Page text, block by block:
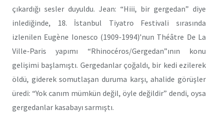
çıkardığı sesler duyuldu. Jean: “Hiii, bir gergedan” diye
inlediğinde, 18. İstanbul Tiyatro Festivali sırasında
izlenilen Eugène Ionesco (1909-1994)’nun Théâtre De La
Ville-Paris yapımı “Rhinocéros/Gergedan”ının konu
gelişimi başlamıştı. Gergedanlar çoğaldı, bir kedi ezilerek
öldü, giderek somutlaşan duruma karşı, ahalide görüşler
üredi: “Yok canım mümkün değil, öyle değildir” dendi, oysa
gergedanlar kasabayı sarmıştı.